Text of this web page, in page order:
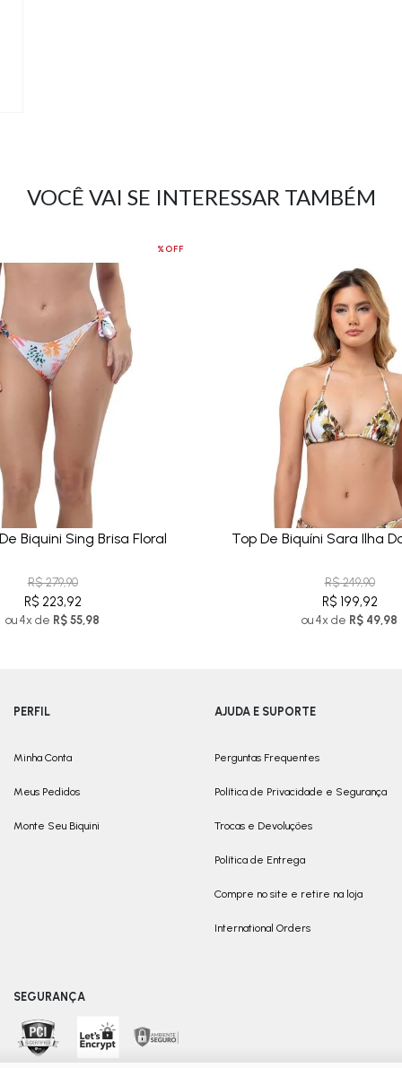
VOCÊ VAI SE INTERESSAR TAMBÉM
%OFF
Biquini Sing Brisa Floral
R$ 279,90
R$ 223,92
ou 4x de R$ 55,98
Top De Biquíni Sara Ilha
R$ 249,90
R$ 199,92
ou 4x de R$ 49,98
PERFIL
Minha Conta
Meus Pedidos
Monte Seu Biquini
AJUDA E SUPORTE
Perguntas Frequentes
Política de Privacidade e Segurança
Trocas e Devoluções
Política de Entrega
Compre no site e retire na loja
International Orders
SEGURANÇA